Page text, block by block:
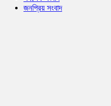
জনপ্রিয় সংবাদ